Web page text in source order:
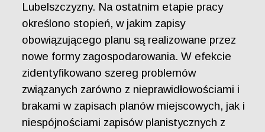
Lubelszczyzny. Na ostatnim etapie pracy
określono stopień, w jakim zapisy
obowiązującego planu są realizowane przez
nowe formy zagospodarowania. W efekcie
zidentyfikowano szereg problemów
związanych zarówno z nieprawidłowościami i
brakami w zapisach planów miejscowych, jak i
niespójnościami zapisów planistycznych z